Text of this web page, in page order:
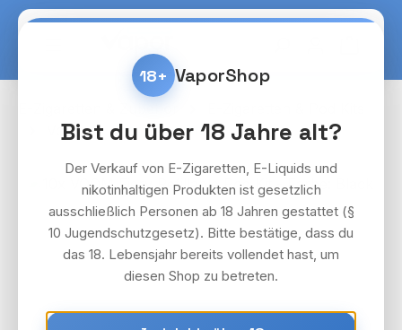
Zum Hauptinhalt springen
Voom
Fiery Pod Kit
Bildergalerie überspringen
18+ VaporShop
Bist du über 18 Jahre alt?
Der Verkauf von E-Zigaretten, E-Liquids und
nikotinhaltigen Produkten ist gesetzlich
ausschließlich Personen ab 18 Jahren gestattet (§
10 Jugendschutzgesetz). Bitte bestätige, dass du
das 18. Lebensjahr bereits vollendet hast, um
diesen Shop zu betreten.